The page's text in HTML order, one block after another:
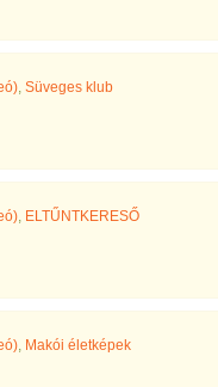
, Süveges klub
, ELTŰNTKERESŐ
, Makói életképek